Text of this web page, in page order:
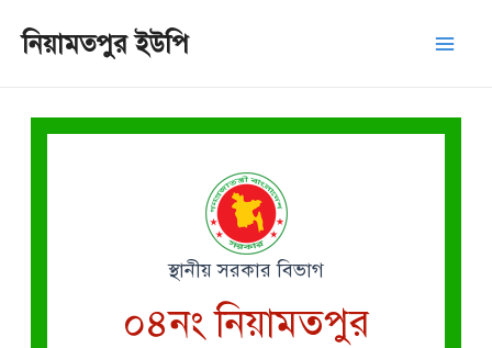
নিয়ামতপুর ইউপি
স্থানীয় সরকার বিভাগ
০৪নং নিয়ামতপুর